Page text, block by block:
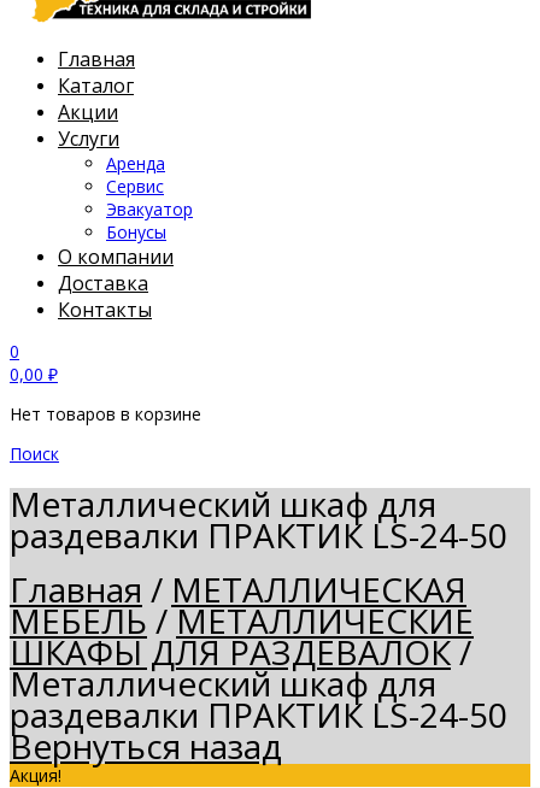
Главная
Каталог
Акции
Услуги
Аренда
Сервис
Эвакуатор
Бонусы
О компании
Доставка
Контакты
0
0,00 ₽
Нет товаров в корзине
Поиск
Металлический шкаф для
раздевалки ПРАКТИК LS-24-50
Главная / МЕТАЛЛИЧЕСКАЯ
МЕБЕЛЬ /МЕТАЛЛИЧЕСКИЕ
ШКАФЫ ДЛЯ РАЗДЕВАЛОК/
Металлический шкаф для
раздевалки ПРАКТИК LS-24-50
Вернуться назад
Акция!